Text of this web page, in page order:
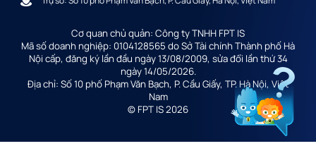
Cơ quan chủ quản: Công ty TNHH FPT IS
Mã số doanh nghiệp: 0104128565 do Sở Tài chính Thành phố Hà
Nội cấp, đăng ký lần đầu ngày 13/08/2009, sửa đổi lần thứ 34
ngày 14/05/2026.
Địa chỉ: Số 10 phố Phạm Văn Bạch, P. Cầu Giấy, TP. Hà Nội, Việt
Nam
© FPT IS 2026